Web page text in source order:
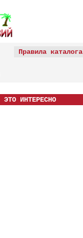
Правила каталога
ЭТО ИНТЕРЕСНО